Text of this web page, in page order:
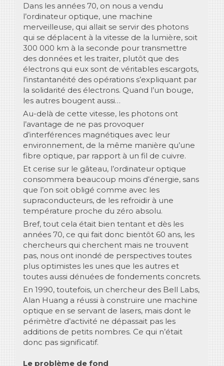
Dans les années 70, on nous a vendu
l’ordinateur optique, une machine
merveilleuse, qui allait se servir des photons
qui se déplacent à la vitesse de la lumière, soit
300 000 km à la seconde pour transmettre
des données et les traiter, plutôt que des
électrons qui eux sont de véritables escargots,
l’instantanéité des opérations s’expliquant par
la solidarité des électrons. Quand l’un bouge,
les autres bougent aussi…
Au-delà de cette vitesse, les photons ont
l’avantage de ne pas provoquer
d’interférences magnétiques avec leur
environnement, de la même manière qu’une
fibre optique, par rapport à un fil de cuivre.
Et cerise sur le gâteau, l’ordinateur optique
consommera beaucoup moins d’énergie, sans
que l’on soit obligé comme avec les
supraconducteurs, de les refroidir à une
température proche du zéro absolu.
Bref, tout cela était bien tentant et dès les
années 70, ce qui fait donc bientôt 60 ans, les
chercheurs qui cherchent mais ne trouvent
pas, nous ont inondé de perspectives toutes
plus optimistes les unes que les autres et
toutes aussi dénuées de fondements concrets.
En 1990, toutefois, un chercheur des Bell Labs,
Alan Huang a réussi à construire une machine
optique en se servant de lasers, mais dont le
périmètre d’activité ne dépassait pas les
additions de petits nombres. Ce qui n’était
donc pas significatif.
Le problème de fond